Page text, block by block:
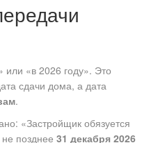
или «в 2026 году». Это
сдачи дома, а дата
.
«Застройщик обязуется
позднее 31 декабря 2026